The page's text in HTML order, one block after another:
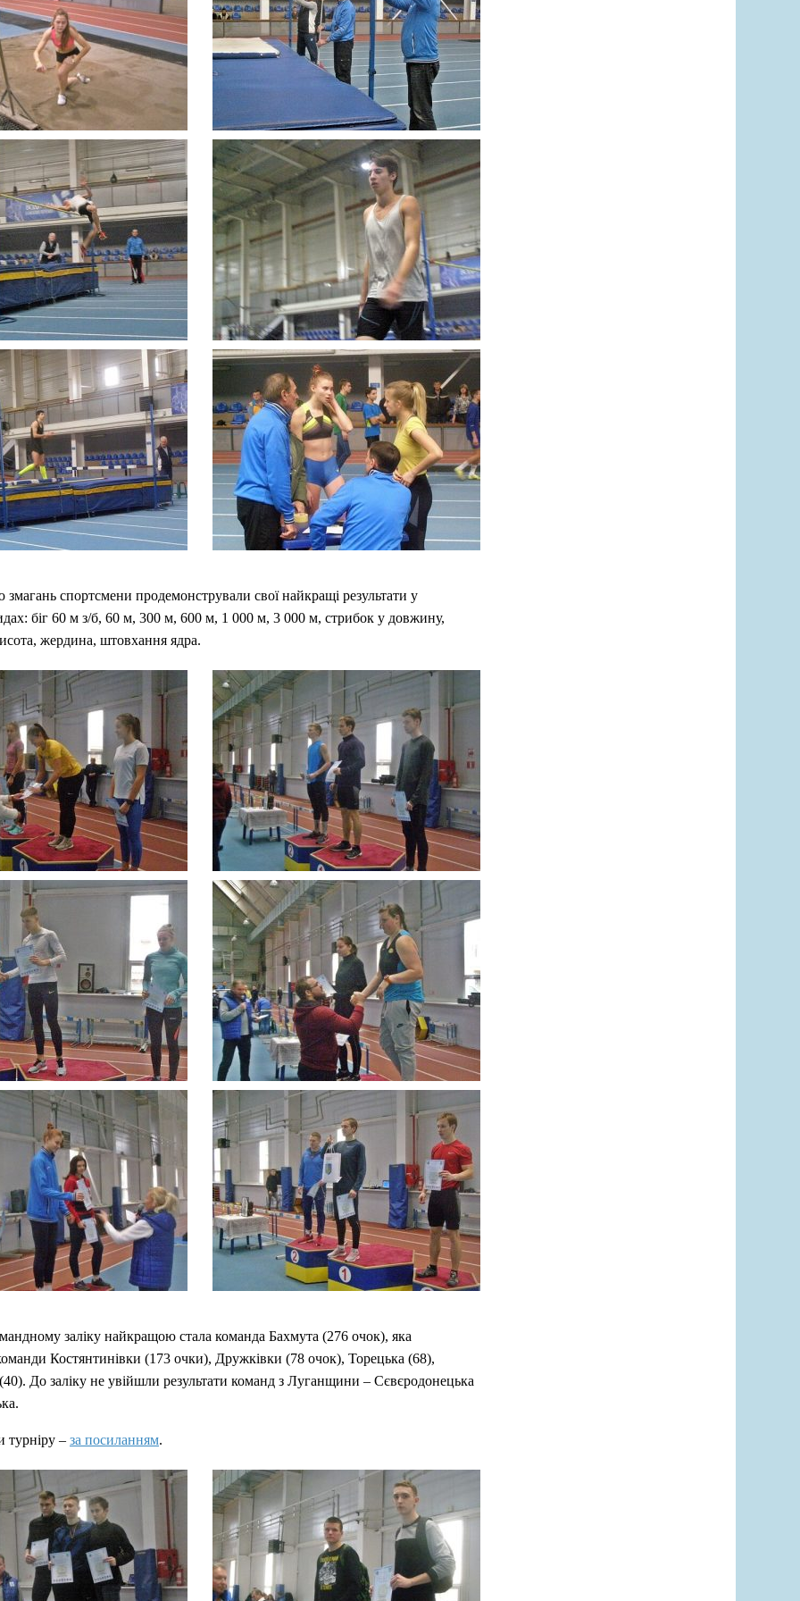
спортсмени продемонстрували свої найкращі результати у
біг 60 м з/б, 60 м, 300 м, 600 м, 1 000 м, 3 000 м, стрибок у довжину,
жердина, штовхання ядра.
заліку найкращою стала команда Бахмута (276 очок), яка
Костянтинівки (173 очки), Дружківки (78 очок), Торецька (68),
До заліку не увійшли результати команд з Луганщини – Сєвєродонецька
турніру – за посиланням.